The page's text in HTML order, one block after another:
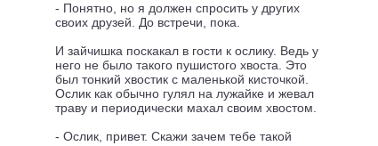
- Понятно, но я должен спросить у других
своих друзей. До встречи, пока.
И зайчишка поскакал в гости к ослику. Ведь у
него не было такого пушистого хвоста. Это
был тонкий хвостик с маленькой кисточкой.
Ослик как обычно гулял на лужайке и жевал
траву и периодически махал своим хвостом.
- Ослик, привет. Скажи зачем тебе такой